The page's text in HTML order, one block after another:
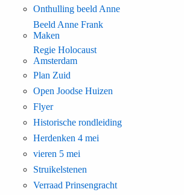
Onthulling beeld Anne
Beeld Anne Frank
Maken
Regie Holocaust
Amsterdam
Plan Zuid
Open Joodse Huizen
Flyer
Historische rondleiding
Herdenken 4 mei
vieren 5 mei
Struikelstenen
Verraad Prinsengracht